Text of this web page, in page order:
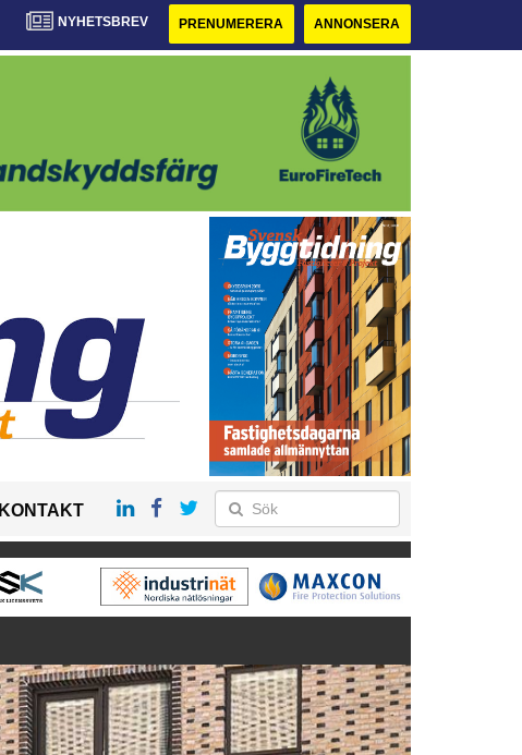
NYHETSBREV PRENUMERERA ANNONSERA
KONTAKT